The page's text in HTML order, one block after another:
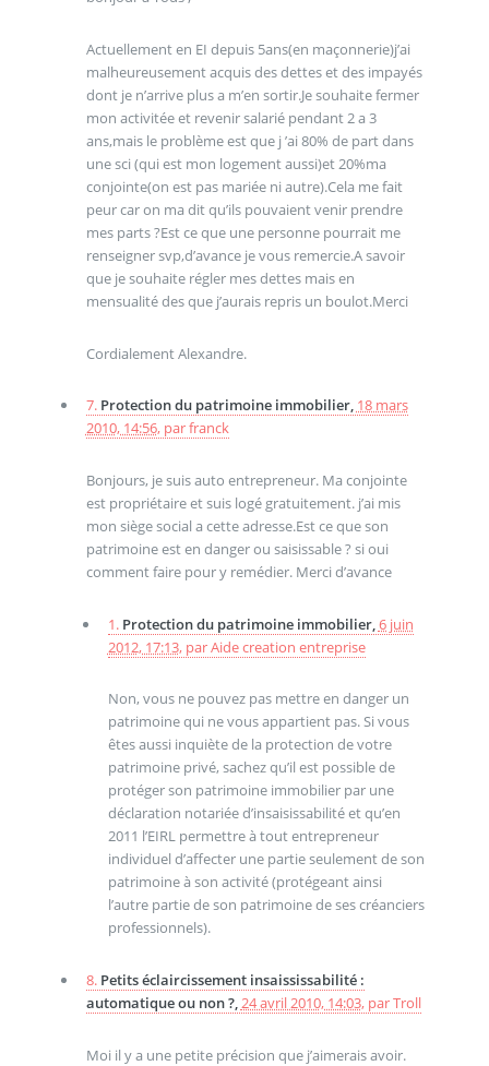
Actuellement en EI depuis 5ans(en maçonnerie)j’ai
malheureusement acquis des dettes et des impayés
dont je n’arrive plus a m’en sortir.Je souhaite fermer
mon activitée et revenir salarié pendant 2 a 3
ans,mais le problème est que j ’ai 80% de part dans
une sci (qui est mon logement aussi)et 20%ma
conjointe(on est pas mariée ni autre).Cela me fait
peur car on ma dit qu’ils pouvaient venir prendre
mes parts ?Est ce que une personne pourrait me
renseigner svp,d’avance je vous remercie.A savoir
que je souhaite régler mes dettes mais en
mensualité des que j’aurais repris un boulot.Merci
Cordialement Alexandre.
7. Protection du patrimoine immobilier, 18 mars
2010, 14:56, parfranck
Bonjours, je suis auto entrepreneur. Ma conjointe
est propriétaire et suis logé gratuitement. j’ai mis
mon siège social a cette adresse.Est ce que son
patrimoine est en danger ou saisissable ? si oui
comment faire pour y remédier. Merci d’avance
1. Protection du patrimoine immobilier,6 juin
2012, 17:13, parAide creation entreprise
Non, vous ne pouvez pas mettre en danger un
patrimoine qui ne vous appartient pas. Si vous
êtes aussi inquiète de la protection de votre
patrimoine privé, sachez qu’il est possible de
protéger son patrimoine immobilier par une
déclaration notariée d’insaisissabilité et qu’en
2011 l’EIRL permettre à tout entrepreneur
individuel d’affecter une partie seulement de son
patrimoine à son activité (protégeant ainsi
l’autre partie de son patrimoine de ses créanciers
professionnels).
8. Petits éclaircissement insaississabilité :
automatique ou non ?,24 avril 2010, 14:03, parTroll
Moi il y a une petite précision que j’aimerais avoir.